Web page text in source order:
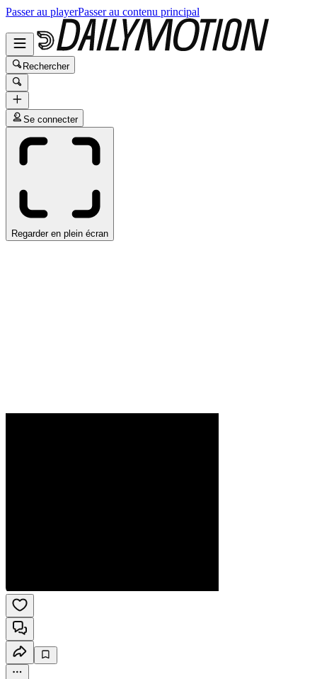
Passer au playerPasser au contenu principal
Rechercher
Se connecter
Regarder en plein écran